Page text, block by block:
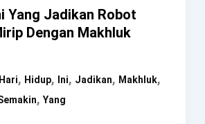
Yang Jadikan Robot
Dengan Makhluk
Hari, Hidup, Ini, Jadikan, Makhluk,
, Yang